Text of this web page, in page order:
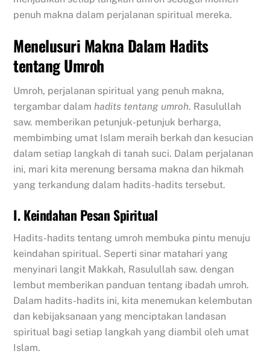
penuh makna dalam perjalanan spiritual mereka.
Menelusuri Makna Dalam Hadits
tentang Umroh
Umroh, perjalanan spiritual yang penuh makna,
tergambar dalamhadits tentang umroh. Rasulullah
saw. memberikan petunjuk-petunjuk berharga,
membimbing umat Islam meraih berkah dan kesucian
dalam setiap langkah di tanah suci. Dalam perjalanan
ini, mari kita merenung bersama makna dan hikmah
yang terkandung dalam hadits-hadits tersebut.
I. Keindahan Pesan Spiritual
Hadits-hadits tentang umroh membuka pintu menuju
keindahan spiritual. Seperti sinar matahari yang
menyinari langit Makkah, Rasulullah saw. dengan
lembut memberikan panduan tentang ibadah umroh.
Dalam hadits-hadits ini, kita menemukan kelembutan
dan kebijaksanaan yang menciptakan landasan
spiritual bagi setiap langkah yang diambil oleh umat
Islam.